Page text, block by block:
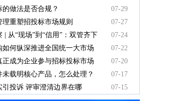
的做法是否合规？
07-29
理重塑招投标市场规则
07-27
| 从“现场”到“信用”：双管齐下
标新秩序
07-24
如何纵深推进全国统一大市场
07-22
正成为企业参与招标投标市场
行证”
07-20
未载明核心产品，怎么处理？
07-17
引投诉 评审澄清边界在哪
07-15